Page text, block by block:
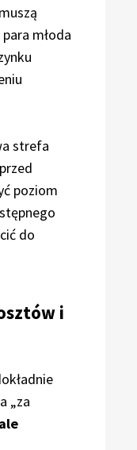
młoda
strefa
poziom
do
i
„za